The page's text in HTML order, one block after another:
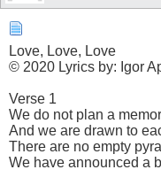
Love, Love, Love
© 2020 Lyrics by: Igor
Verse 1
We do not plan a
And we are drawn to
There are no empty
We have announced a